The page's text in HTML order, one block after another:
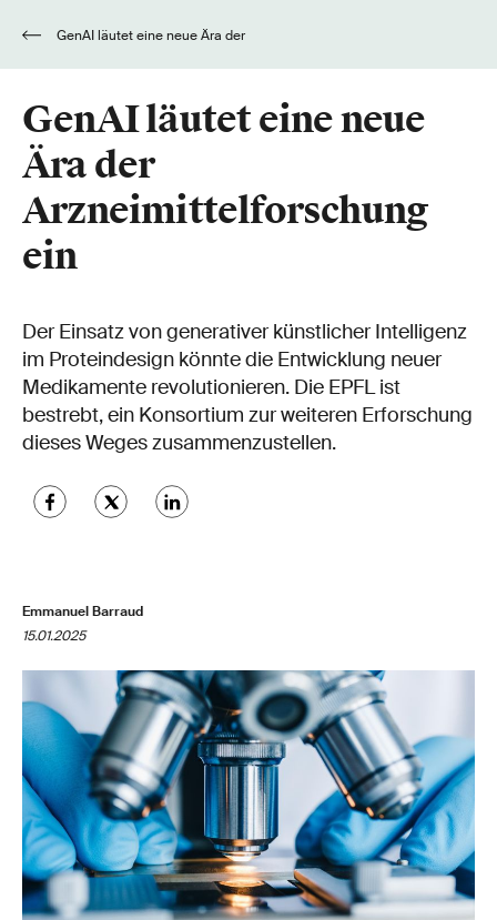
GenAI läutet eine neue
Ära der
Arzneimittelforschung
ein
Der Einsatz von generativer künstlicher Intelligenz
im Proteindesign könnte die Entwicklung neuer
Medikamente revolutionieren. Die EPFL ist
bestrebt, ein Konsortium zur weiteren Erforschung
dieses Weges zusammenzustellen.
Emmanuel Barraud
15.01.2025